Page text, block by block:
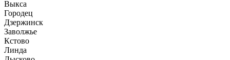
Выкса
Городец
Дзержинск
Заволжье
Кстово
Линда